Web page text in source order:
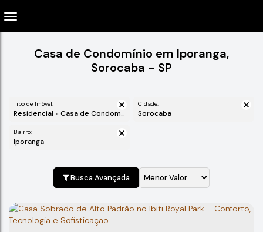
Casa de Condomínio em Iporanga,
Sorocaba - SP
Tipo de Imóvel:
Residencial » Casa de Condomínio
Cidade:
Sorocaba
Bairro:
Iporanga
Busca Avançada